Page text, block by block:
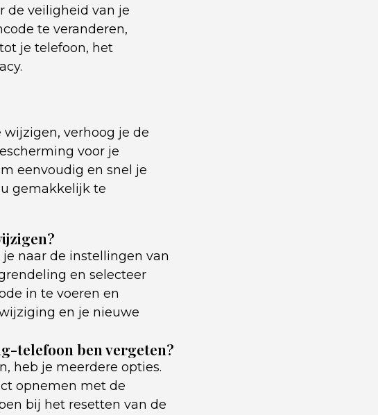
de veiligheid van je
te veranderen,
je telefoon, het
verhoog je de
voor je
eenvoudig en snel je
gemakkelijk te
naar de instellingen van
en selecteer
in te voeren en
en je nieuwe
telefoon ben vergeten?
heb je meerdere opties.
opnemen met de
bij het resetten van de